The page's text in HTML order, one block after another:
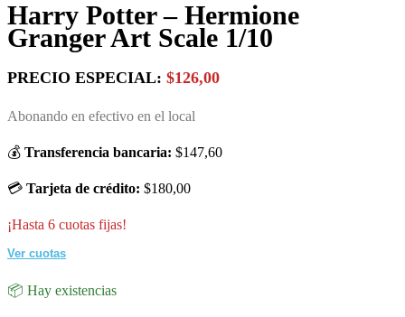
Harry Potter – Hermione
Granger Art Scale 1/10
PRECIO ESPECIAL: $126,00
Abonando en efectivo en el local
💰 Transferencia bancaria: $147,60
💳 Tarjeta de crédito: $180,00
¡Hasta 6 cuotas fijas!
Ver cuotas
📦 Hay existencias